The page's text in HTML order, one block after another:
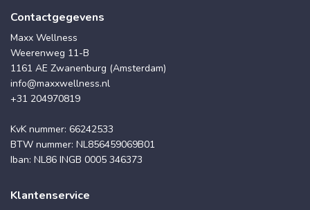
Contactgegevens
Maxx Wellness
Weerenweg 11-B
1161 AE Zwanenburg (Amsterdam)
info@maxxwellness.nl
+31 204970819
KvK nummer: 66242533
BTW nummer: NL856459069B01
Iban: NL86 INGB 0005 346373
Klantenservice